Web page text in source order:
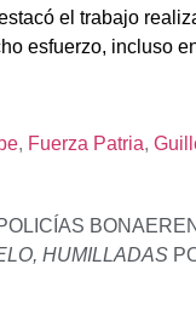
el trabajo
esfuerzo, incluso
, Fuerza Patria,
HUMILLADAS